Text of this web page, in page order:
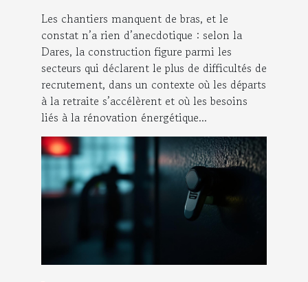
Les chantiers manquent de bras, et le
constat n’a rien d’anecdotique : selon la
Dares, la construction figure parmi les
secteurs qui déclarent le plus de difficultés de
recrutement, dans un contexte où les départs
à la retraite s’accélèrent et où les besoins
liés à la rénovation énergétique...